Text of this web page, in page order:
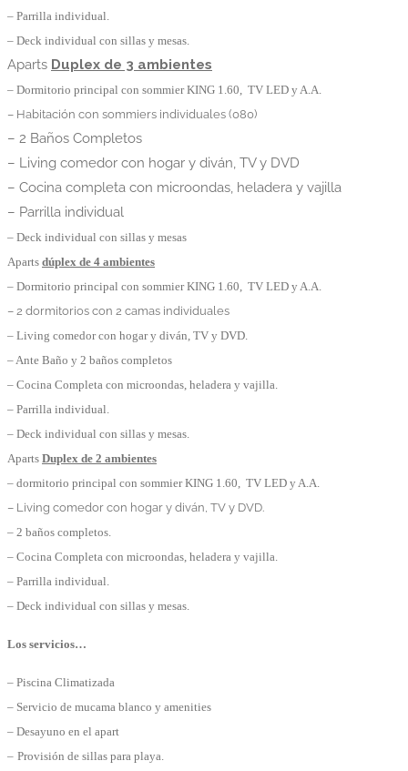
– Parrilla individual.
– Deck individual con sillas y mesas.
Aparts Duplex de 3 ambientes
– Dormitorio principal con sommier KING 1.60, TV LED y A.A.
– Habitación con sommiers individuales (080)
– 2 Baños Completos
– Living comedor con hogar y diván, TV y DVD
– Cocina completa con microondas, heladera y vajilla
– Parrilla individual
– Deck individual con sillas y mesas
Aparts dúplex de 4 ambientes
– Dormitorio principal con sommier KING 1.60, TV LED y A.A.
– 2 dormitorios con 2 camas individuales
– Living comedor con hogar y diván, TV y DVD.
– Ante Baño y 2 baños completos
– Cocina Completa con microondas, heladera y vajilla.
– Parrilla individual.
– Deck individual con sillas y mesas.
Aparts Duplex de 2 ambientes
– dormitorio principal con sommier KING 1.60, TV LED y A.A.
– Living comedor con hogar y diván, TV y DVD.
– 2 baños completos.
– Cocina Completa con microondas, heladera y vajilla.
– Parrilla individual.
– Deck individual con sillas y mesas.
Los servicios…
– Piscina Climatizada
– Servicio de mucama blanco y amenities
– Desayuno en el apart
– Provisión de sillas para playa.